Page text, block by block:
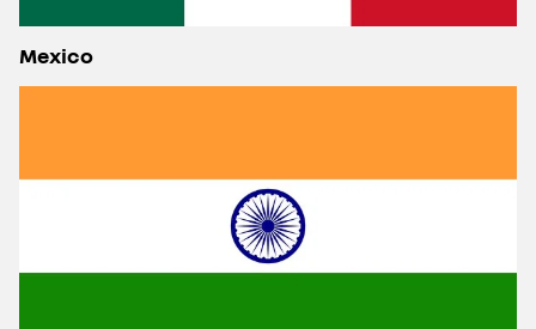
Mexico